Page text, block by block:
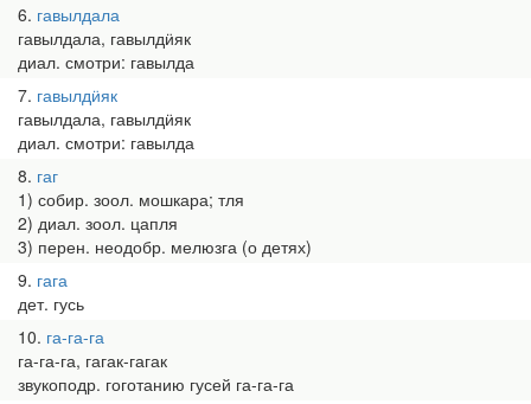
6 гавылдала
гавылдала, гавылдӥяк
диал. смотри: гавылда
7 гавылдӥяк
гавылдала, гавылдӥяк
диал. смотри: гавылда
8 гаг
1) собир. зоол. мошкара; тля
2) диал. зоол. цапля
3) перен. неодобр. мелюзга (о детях)
9 гага
дет. гусь
10 га-га-га
га-га-га, гагак-гагак
звукоподр. гоготанию гусей га-га-га